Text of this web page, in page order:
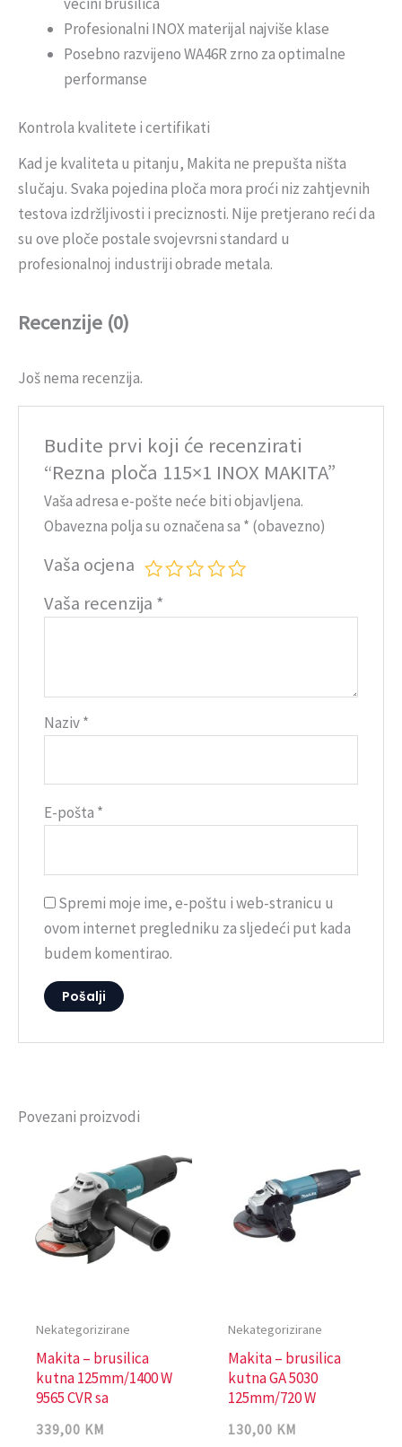
Profesionalni INOX materijal najviše klase
Posebno razvijeno WA46R zrno za optimalne
performanse
Kontrola kvalitete i certifikati
Kad je kvaliteta u pitanju, Makita ne prepušta ništa
slučaju. Svaka pojedina ploča mora proći niz zahtjevnih
testova izdržljivosti i preciznosti. Nije pretjerano reći da
su ove ploče postale svojevrsni standard u
profesionalnoj industriji obrade metala.
Recenzije (0)
Još nema recenzija.
Budite prvi koji će recenzirati
“Rezna ploča 115×1 INOX MAKITA”
Vaša adresa e-pošte neće biti objavljena.
Obavezna polja su označena sa * (obavezno)
Vaša ocjena
Vaša recenzija *
Naziv*
E-pošta *
Spremi moje ime, e-poštu i web-stranicu u
ovom internet pregledniku za sljedeći put kada
budem komentirao.
Povezani proizvodi
Nekategorizirane
Makita – brusilica
kutna 125mm/1400 W
9565 CVR sa
339,00 KM
Nekategorizirane
Makita – brusilica
kutna GA 5030
125mm/720 W
130,00 KM